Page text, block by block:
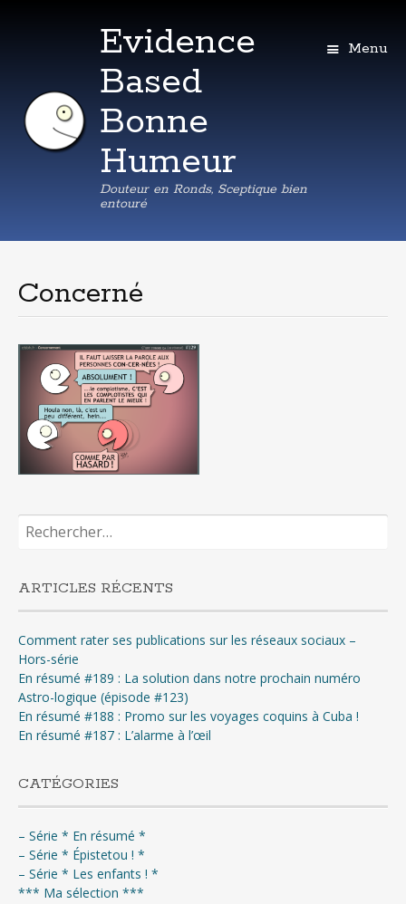
Evidence
Based
Bonne
Humeur
Douteur en Ronds, Sceptique bien
entouré
Menu
principal
Concerné
Rechercher :
ARTICLES RÉCENTS
Comment rater ses publications sur les réseaux sociaux –
Hors-série
En résumé #189 : La solution dans notre prochain numéro
Astro-logique (épisode #123)
En résumé #188 : Promo sur les voyages coquins à Cuba !
En résumé #187 : L’alarme à l’œil
CATÉGORIES
– Série * En résumé *
– Série * Épistetou ! *
– Série * Les enfants ! *
*** Ma sélection ***